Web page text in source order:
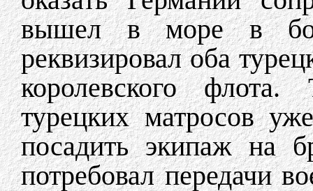
вышел в море в
реквизировал оба
королевского
турецких матросов
посадить экипаж на
потребовал передачи